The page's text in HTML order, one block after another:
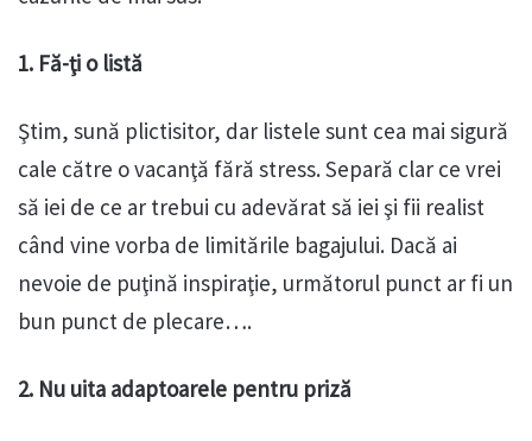
1. Fă-ţi o listă
Ştim, sună plictisitor, dar listele sunt cea mai sigură
cale către o vacanţă fără stress. Separă clar ce vrei
să iei de ce ar trebui cu adevărat să iei şi fii realist
când vine vorba de limitările bagajului. Dacă ai
nevoie de puţină inspiraţie, următorul punct ar fi un
bun punct de plecare….
2. Nu uita adaptoarele pentru priză